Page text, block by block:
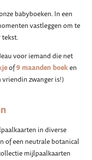
babyboeken. In een
vastleggen om te
tekst.
voor iemand die net
of9 maanden boeken
vriendin zwanger is!)
in diverse
of een neutrale botanical
mijlpaalkaarten